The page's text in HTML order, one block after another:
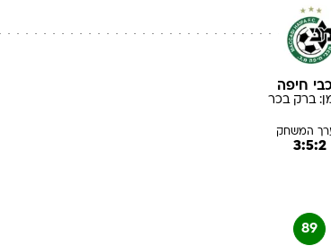
חיפה
ברק בכר
המשחק
3:5:2
89